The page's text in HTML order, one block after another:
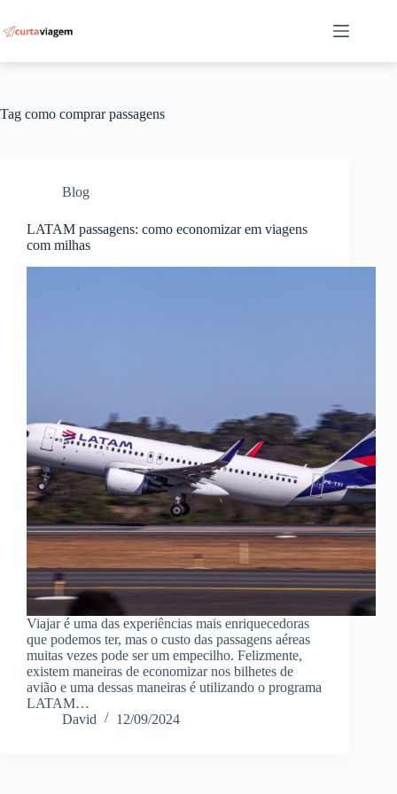
para
o
Tag como comprar passagens
Blog
LATAM passagens: como economizar em viagens
com milhas
Viajar é uma das experiências mais enriquecedoras
que podemos ter, mas o custo das passagens aéreas
muitas vezes pode ser um empecilho. Felizmente,
existem maneiras de economizar nos bilhetes de
avião e uma dessas maneiras é utilizando o programa
LATAM…
David
12/09/2024